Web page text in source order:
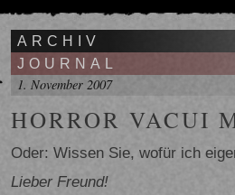
ARCHIV
JOURNAL
1. November 2007
HORROR VACUI
Oder: Wissen Sie, wofür ich
Lieber Freund!